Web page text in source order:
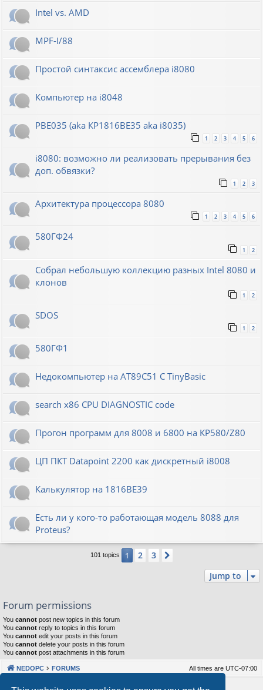
Intel vs. AMD
MPF-I/88
Простой синтаксис ассемблера i8080
Компьютер на i8048
РВЕ035 (aka КР1816ВЕ35 aka i8035)
1 2 3 4 5 6
i8080: возможно ли реализовать прерывания без
доп. обвязки?
1 2 3
Архитектура процессора 8080
1 2 3 4 5 6
580ГФ24
1 2
Собрал небольшую коллекцию разных Intel 8080 и
клонов
1 2
SDOS
1 2
580ГФ1
Недокомпьютер на AT89C51 C TinyBasic
search x86 CPU DIAGNOSTIC code
Прогон программ для 8008 и 6800 на КР580/Z80
ЦП ПКТ Datapoint 2200 как дискретный i8008
Калькулятор на 1816ВЕ39
Есть ли у кого-то работающая модель 8088 для
Proteus?
101 topics 1 2 3
Jump to
Forum permissions
You cannot post new topics in this forum
You cannot reply to topics in this forum
You cannot edit your posts in this forum
You cannot delete your posts in this forum
You cannot post attachments in this forum
NEDOPC FORUMS All times are UTC-07:00
Powered byphpBB® Forum Software © phpBB Limited